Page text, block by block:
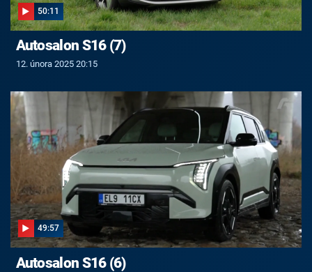
50:11
Autosalon S16 (7)
12. února 2025 20:15
49:57
Autosalon S16 (6)